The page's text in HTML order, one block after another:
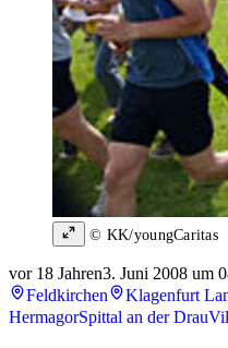
© KK/youngCaritas
vor 18 Jahren3. Juni 2008 um
Feldkirchen
Klagenfurt
HermagorSpittal an der Drau